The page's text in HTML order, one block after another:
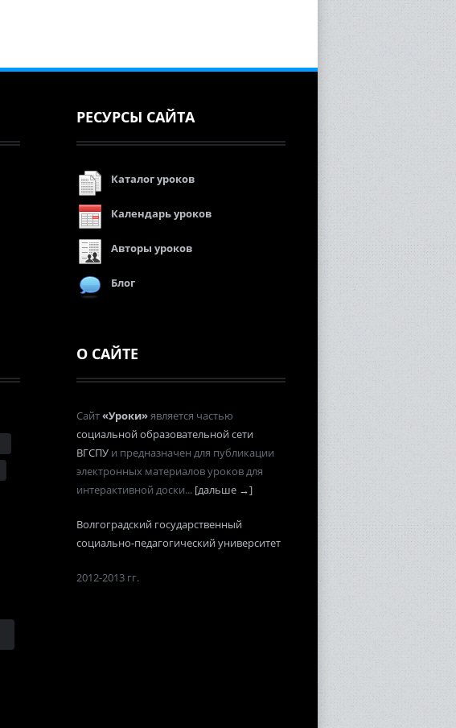
РЕСУРСЫ САЙТА
Каталог уроков
Календарь уроков
Авторы уроков
Блог
О САЙТЕ
Сайт«Уроки»является частью
социальной образовательной сети
ВГСПУ и предназначен для публикации
электронных материалов уроков для
интерактивной доски... [дальше →]
Волгоградский государственный
социально-педагогический университет
2012-2013 гг.